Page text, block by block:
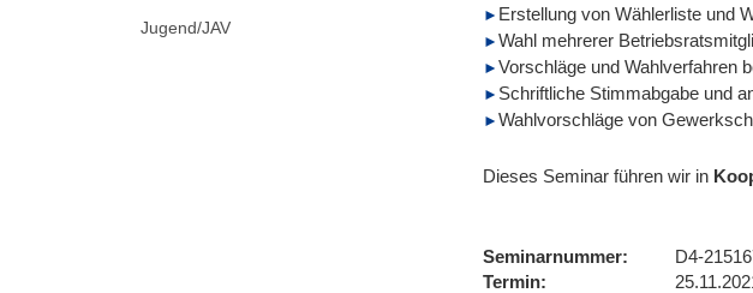
Jugend/JAV
Erstellung von Wählerliste und
Wahl mehrerer
Vorschläge und Wahlverfahren
Schriftliche Stimmabgabe und
Wahlvorschläge von
Dieses Seminar führen wir in
Seminarnummer
D4-
Termin